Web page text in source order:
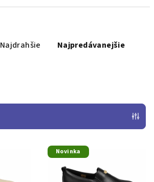
Najdrahšie Najpredávanejšie
Novinka